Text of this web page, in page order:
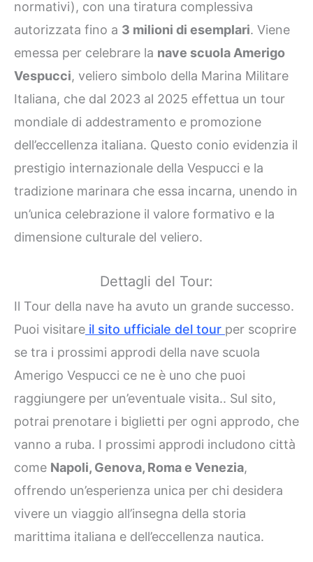
normativi), con una tiratura complessiva
autorizzata fino a 3 milioni di esemplari. Viene
emessa per celebrare la nave scuola Amerigo
Vespucci, veliero simbolo della Marina Militare
Italiana, che dal 2023 al 2025 effettua un tour
mondiale di addestramento e promozione
dell’eccellenza italiana. Questo conio evidenzia il
prestigio internazionale della Vespucci e la
tradizione marinara che essa incarna, unendo in
un’unica celebrazione il valore formativo e la
dimensione culturale del veliero.
Dettagli del Tour:
Il Tour della nave ha avuto un grande successo.
Puoi visitare il sito ufficiale del tour per scoprire
se tra i prossimi approdi della nave scuola
Amerigo Vespucci ce ne è uno che puoi
raggiungere per un’eventuale visita.. Sul sito,
potrai prenotare i biglietti per ogni approdo, che
vanno a ruba. I prossimi approdi includono città
come Napoli, Genova, Roma e Venezia,
offrendo un’esperienza unica per chi desidera
vivere un viaggio all’insegna della storia
marittima italiana e dell’eccellenza nautica.